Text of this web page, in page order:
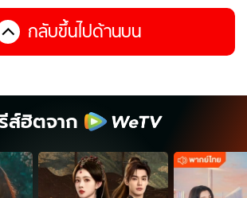
กลับขึ้นไปด้านบน
ส์ฮิตจาก